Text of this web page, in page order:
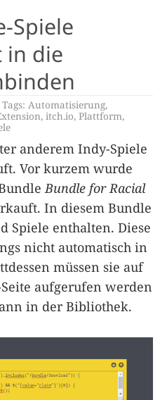
Spiele
in die
Tags: Automatisierung,
, itch.io, Plattform,
anderem Indy-Spiele
Vor kurzem wurde
Bundle for Racial
In diesem Bundle
Spiele enthalten. Diese
nicht automatisch in
müssen sie auf
aufgerufen werden
in der Bibliothek.